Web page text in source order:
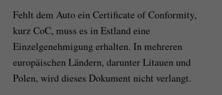
Fehlt dem Auto ein Certificate of Conformity,
kurz CoC, muss es in Estland eine
Einzelgenehmigung erhalten. In mehreren
europäischen Ländern, darunter Litauen und
Polen, wird dieses Dokument nicht verlangt.